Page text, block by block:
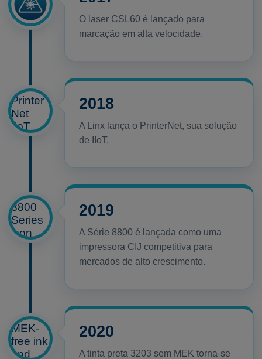
O laser CSL60 é lançado para
marcação em alta velocidade.
2018
A Linx lança o PrinterNet, sua solução
de IIoT.
2019
A Série 8800 é lançada como uma
impressora CIJ competitiva para
mercados de alto crescimento.
2020
A tinta preta 3203 sem MEK torna-se